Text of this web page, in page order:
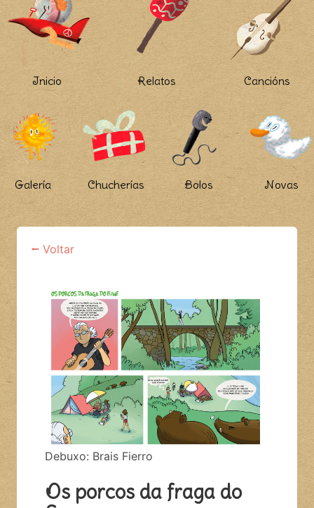
Inicio Relatos Cancións
Galería Chucherías Bolos Novas
⭠ Voltar
Debuxo: Brais Fierro
Os porcos da fraga do